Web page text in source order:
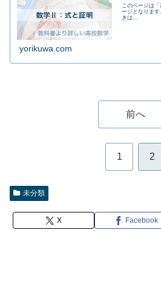
このページは
ージとなります
きは...
yorikuwa.com
前へ
1 2
未分類
X Facebook